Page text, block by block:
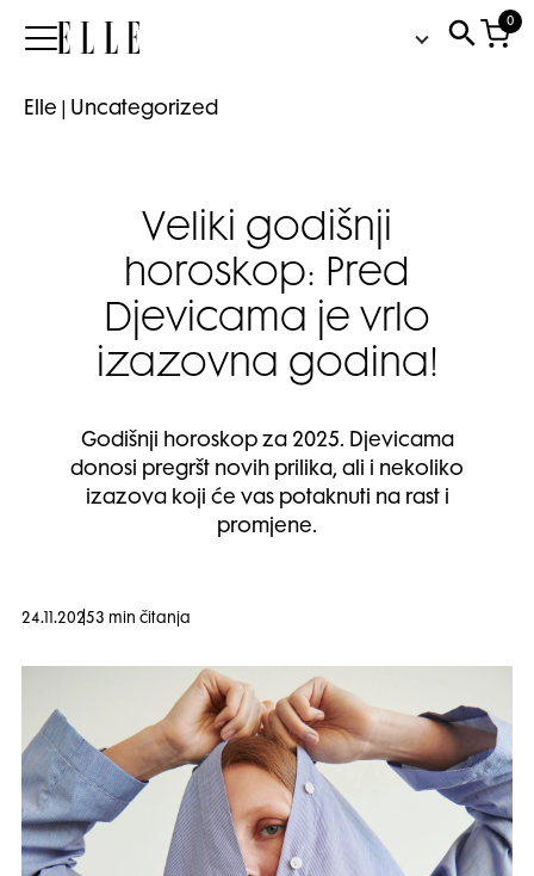
Elle
0
Elle Uncategorized
Veliki godišnji
horoskop: Pred
Djevicama je vrlo
izazovna godina!
Godišnji horoskop za 2025. Djevicama
donosi pregršt novih prilika, ali i nekoliko
izazova koji će vas potaknuti na rast i
promjene.
24.11.20253 min čitanja